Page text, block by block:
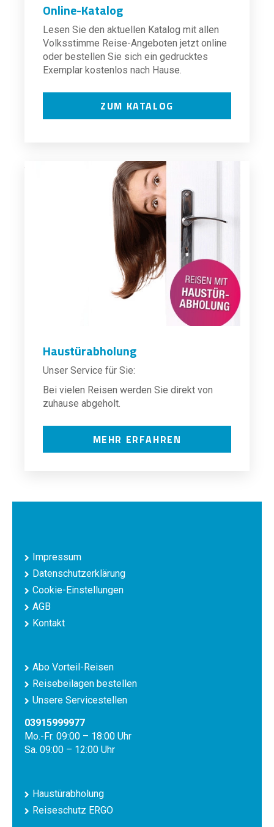
Online-Katalog
Lesen Sie den aktuellen Katalog mit allen
Volksstimme Reise-Angeboten jetzt online
oder bestellen Sie sich ein gedrucktes
Exemplar kostenlos nach Hause.
ZUM KATALOG
Haustürabholung
Unser Service für Sie:
Bei vielen Reisen werden Sie direkt von
zuhause abgeholt.
MEHR ERFAHREN
Impressum
Datenschutzerklärung
Cookie-Einstellungen
AGB
Kontakt
Abo Vorteil-Reisen
Reisebeilagen bestellen
Unsere Servicestellen
03915999977
Mo.-Fr. 09:00 – 18:00 Uhr
Sa. 09:00 – 12:00 Uhr
Haustürabholung
Reiseschutz ERGO